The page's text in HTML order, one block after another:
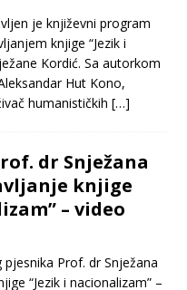
je književni program
knjige “Jezik i
Kordić. Sa autorkom
Hut Kono,
humanističkih […]
dr Snježana
knjige
– video
Prof. dr Snježana
“Jezik i nacionalizam” –